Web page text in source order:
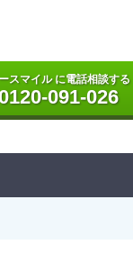
スマイル に電話相談する
091-026